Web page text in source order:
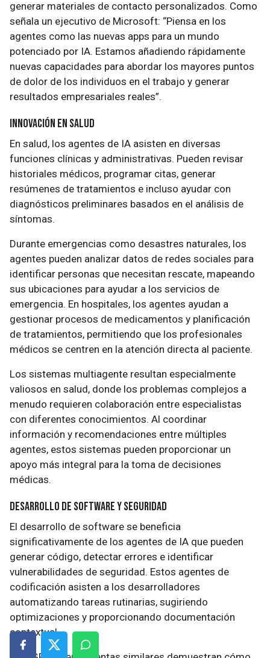
generar materiales de contacto personalizados. Como
señala un ejecutivo de Microsoft: “Piensa en los
agentes como las nuevas apps para un mundo
potenciado por IA. Estamos añadiendo rápidamente
nuevas capacidades para abordar los mayores puntos
de dolor de los individuos en el trabajo y generar
resultados empresariales reales”.
Innovación en Salud
En salud, los agentes de IA asisten en diversas
funciones clínicas y administrativas. Pueden revisar
historiales médicos, programar citas, generar
resúmenes de tratamientos e incluso ayudar con
diagnósticos preliminares basados en el análisis de
síntomas.
Durante emergencias como desastres naturales, los
agentes pueden analizar datos de redes sociales para
identificar personas que necesitan rescate, mapeando
sus ubicaciones para ayudar a los servicios de
emergencia. En hospitales, los agentes ayudan a
gestionar procesos de medicamentos y planificación
de tratamientos, permitiendo que los profesionales
médicos se centren en la atención directa al paciente.
Los sistemas multiagente resultan especialmente
valiosos en salud, donde los problemas complejos a
menudo requieren colaboración entre especialistas
con diferentes conocimientos. Al coordinar
información y recomendaciones entre múltiples
agentes, estos sistemas pueden proporcionar un
apoyo más integral para la toma de decisiones
médicas.
Desarrollo de Software y Seguridad
El desarrollo de software se beneficia
significativamente de los agentes de IA que pueden
generar código, detectar errores e identificar
vulnerabilidades de seguridad. Estos agentes de
codificación asisten a los desarrolladores
automatizando tareas rutinarias, sugiriendo
optimizaciones y proporcionando documentación
contextual.